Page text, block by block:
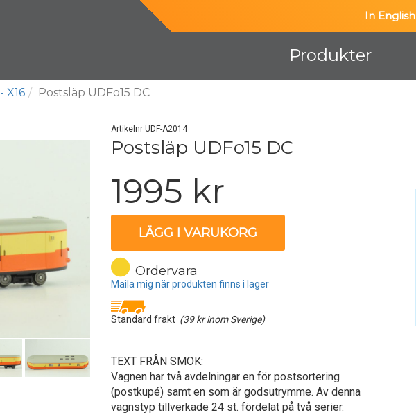
In English
Produkter
X16 Postsläp UDFo15 DC
Artikelnr UDF-A2014
Postsläp UDFo15 DC
1995 kr
LÄGG I VARUKORG
Ordervara
Maila mig när produkten finns i lager
Standard frakt (39 kr inom Sverige)
TEXT FRÅN SMOK:
Vagnen har två avdelningar en för postsortering
(postkupé) samt en som är godsutrymme. Av denna
vagnstyp tillverkade 24 st. fördelat på två serier.